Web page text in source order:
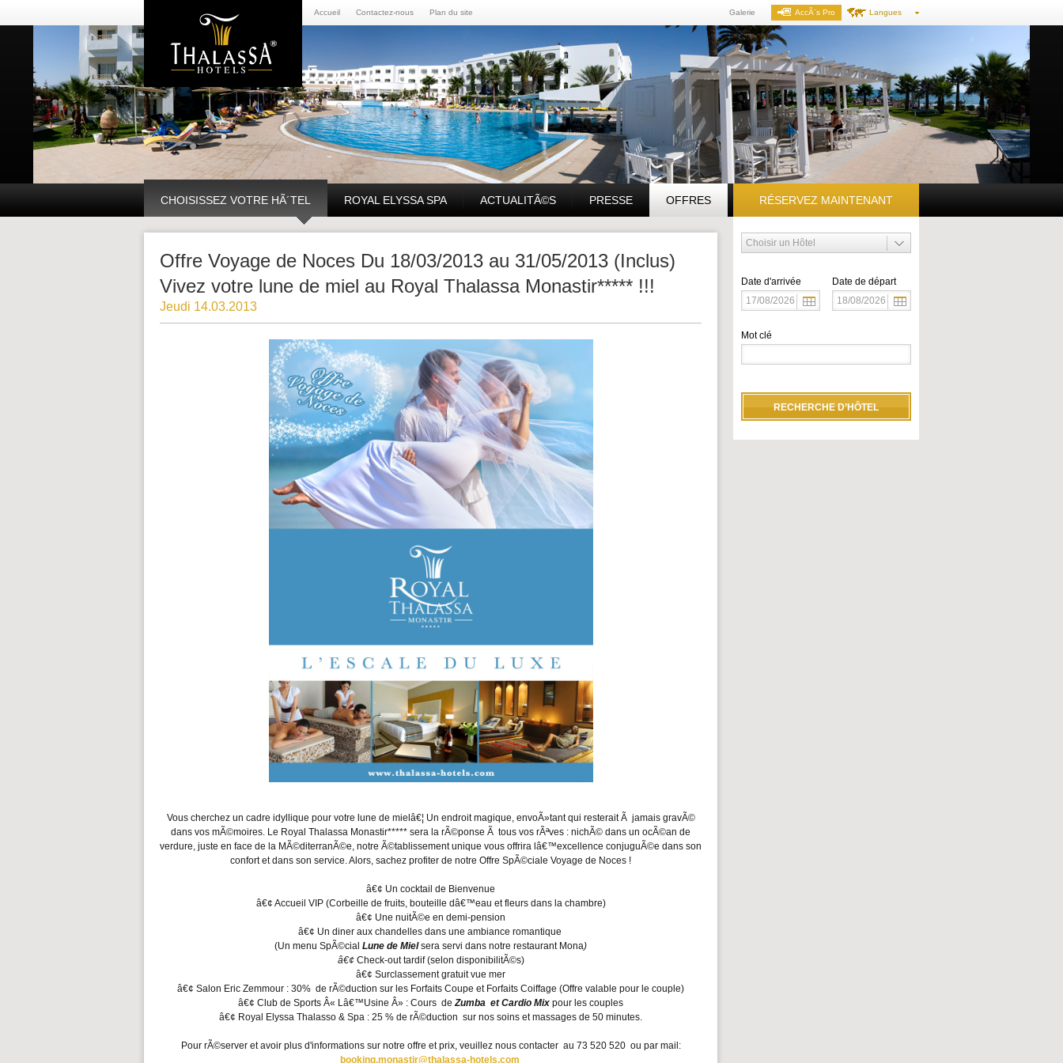
Langues
Galerie AccÃ¨s Pro
Accueil Contactez-nous Plan du site
CHOISISSEZ VOTRE HÃ´TEL ROYAL ELYSSA SPA ACTUALITÃ©S PRESSE OFFRES RÉSERVEZ MAINTENANT
Date d'arrivée Date de départ
Mot clé
Offre Voyage de Noces Du 18/03/2013 au 31/05/2013 (Inclus)
Vivez votre lune de miel au Royal Thalassa Monastir***** !!!
Jeudi 14.03.2013
Vous cherchez un cadre idyllique pour votre lune de mielâ€¦ Un endroit magique, envoÃ»tant qui resterait Ã jamais gravÃ©
dans vos mÃ©moires. Le Royal Thalassa Monastir***** sera la rÃ©ponse Ã tous vos rÃªves : nichÃ© dans un ocÃ©an de
verdure, juste en face de la MÃ©diterranÃ©e, notre Ã©tablissement unique vous offrira lâ€™excellence conjuguÃ©e dans son
confort et dans son service. Alors, sachez profiter de notre Offre SpÃ©ciale Voyage de Noces !
â€¢ Un cocktail de Bienvenue
â€¢ Accueil VIP (Corbeille de fruits, bouteille dâ€™eau et fleurs dans la chambre)
â€¢ Une nuitÃ©e en demi-pension
â€¢ Un diner aux chandelles dans une ambiance romantique
(Un menu SpÃ©cial Lune de Mielsera servi dans notre restaurant Mona)
â€¢ Check-out tardif (selon disponibilitÃ©s)
â€¢ Surclassement gratuit vue mer
â€¢ Salon Eric Zemmour : 30% de rÃ©duction sur les Forfaits Coupe et Forfaits Coiffage (Offre valable pour le couple)
â€¢ Club de Sports Â« Lâ€™Usine Â» : Cours deZumba et Cardio Mix pour les couples
â€¢ Royal Elyssa Thalasso & Spa : 25 % de rÃ©duction sur nos soins et massages de 50 minutes.
Pour rÃ©server et avoir plus d'informations sur notre offre et prix, veuillez nous contacter au 73 520 520 ou par mail:
booking.monastir@thalassa-hotels.com